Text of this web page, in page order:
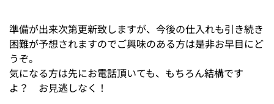
準備が出来次第更新致しますが、今後の仕入れも引き続き
困難が予想されますのでご興味のある方は是非お早目にど
うぞ。
気になる方は先にお電話頂いても、もちろん結構です
よ？ お見逃しなく！